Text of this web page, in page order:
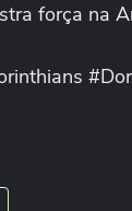
força na